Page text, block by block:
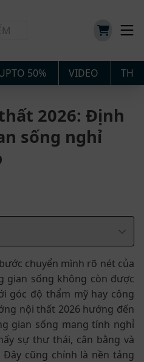
50% VIDEO
2026: Định
sống nghỉ
chuyển mình rõ nét của
gian sống không còn được
góc độ thẩm mỹ hay công
nội thất 2026 hướng đến
gian sống mang tính nghỉ
sự thư thái, cân bằng và
cũng chính là nền tảng